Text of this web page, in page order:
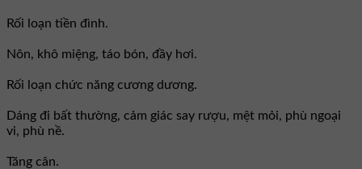
Rối loạn tiền đình.
Nôn, khô miệng, táo bón, đầy hơi.
Rối loạn chức năng cương dương.
Dáng đi bất thường, cảm giác say rượu, mệt mỏi, phù ngoại
vi, phù nề.
Tăng cân.